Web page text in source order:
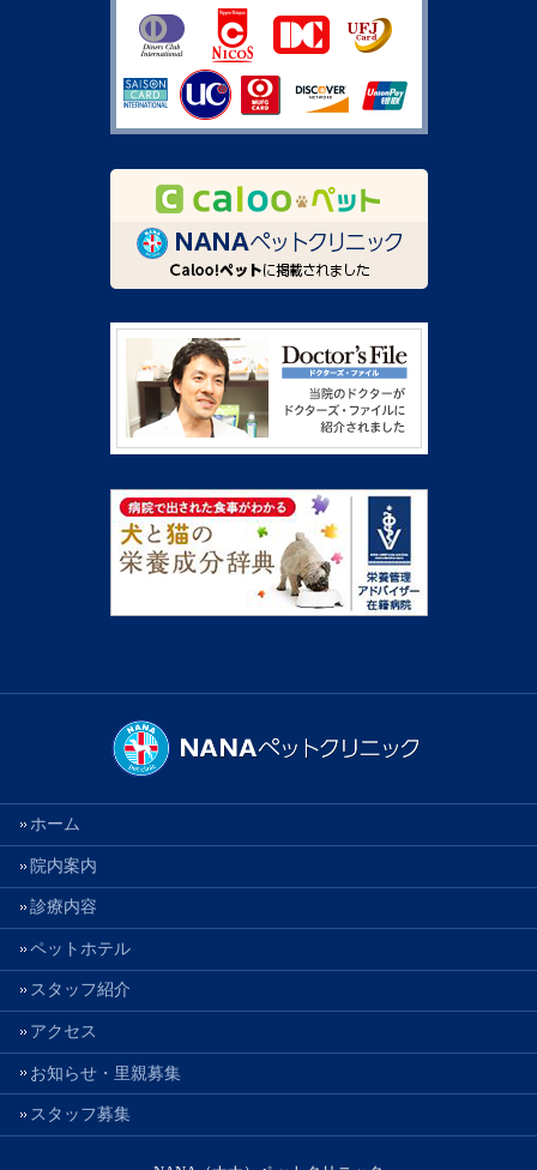
ホーム
院内案内
診療内容
ペットホテル
スタッフ紹介
アクセス
お知らせ・里親募集
スタッフ募集